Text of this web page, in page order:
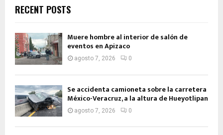
RECENT POSTS
Muere hombre al interior de salón de
eventos en Apizaco
agosto 7, 2026 0
Se accidenta camioneta sobre la carretera
México-Veracruz, a la altura de Hueyotlipan
agosto 7, 2026 0